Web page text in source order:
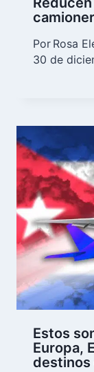
Por Rosa
30 de
Estos
Europa,
destinos